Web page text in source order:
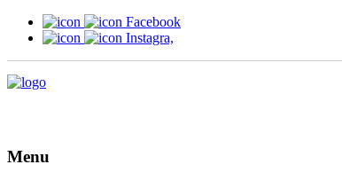
Facebook
Instagra,
Menu